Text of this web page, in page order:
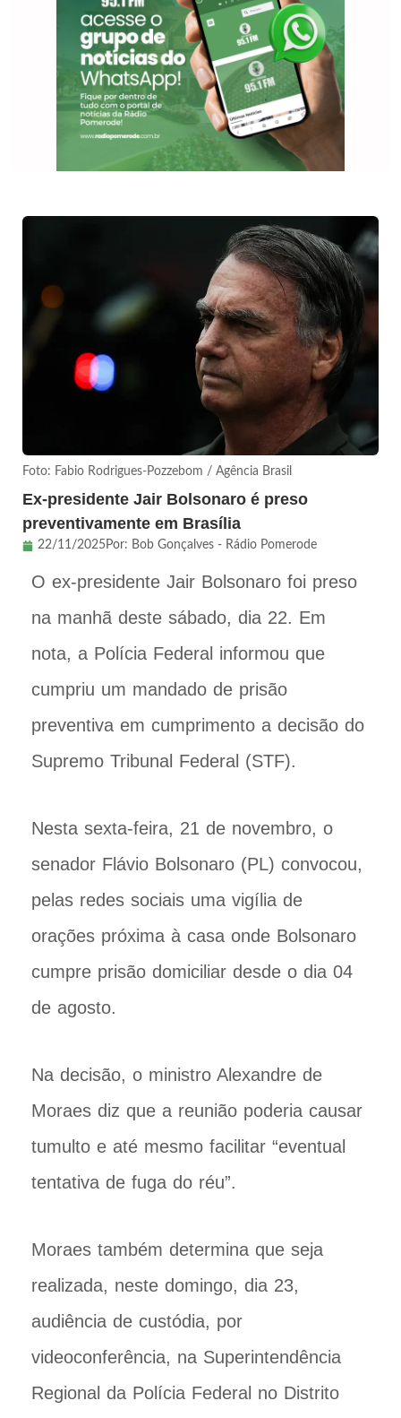
Foto: Fabio Rodrigues-Pozzebom / Agência Brasil
Ex-presidente Jair Bolsonaro é preso
preventivamente em Brasília
22/11/2025Por: Bob Gonçalves - Rádio Pomerode
O ex-presidente Jair Bolsonaro foi preso
na manhã deste sábado, dia 22. Em
nota, a Polícia Federal informou que
cumpriu um mandado de prisão
preventiva em cumprimento a decisão do
Supremo Tribunal Federal (STF).
Nesta sexta-feira, 21 de novembro, o
senador Flávio Bolsonaro (PL) convocou,
pelas redes sociais uma vigília de
orações próxima à casa onde Bolsonaro
cumpre prisão domiciliar desde o dia 04
de agosto.
Na decisão, o ministro Alexandre de
Moraes diz que a reunião poderia causar
tumulto e até mesmo facilitar “eventual
tentativa de fuga do réu”.
Moraes também determina que seja
realizada, neste domingo, dia 23,
audiência de custódia, por
videoconferência, na Superintendência
Regional da Polícia Federal no Distrito